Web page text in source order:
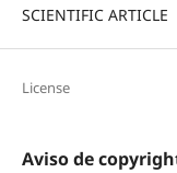
SCIENTIFIC ARTICLE
License
Aviso de